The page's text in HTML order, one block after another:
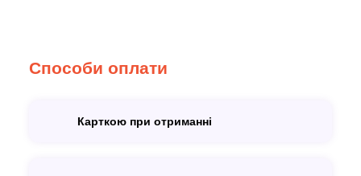
Способи оплати
Карткою при отриманні